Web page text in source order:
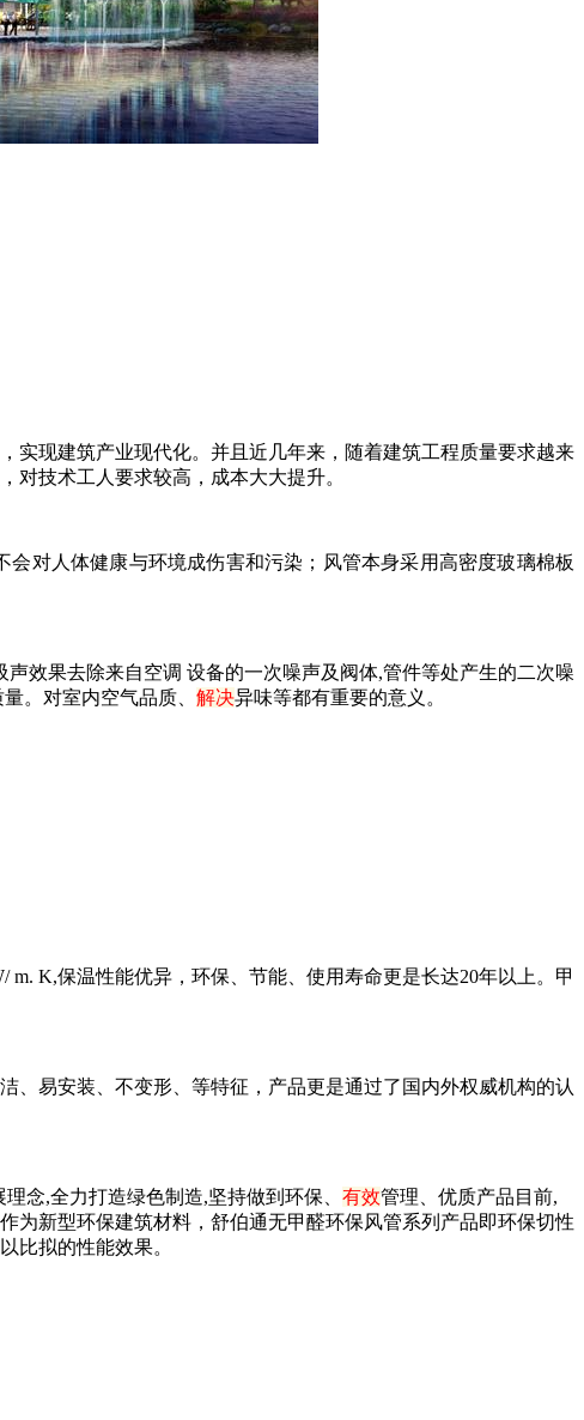
实现建筑产业现代化。并且近几年来，随着建筑工程质量要求越来
对技术工人要求较高，成本大大提升。
对人体健康与环境成伤害和污染；风管本身采用高密度玻璃棉板
效果去除来自空调 设备的一次噪声及阀体,管件等处产生的二次噪
。对室内空气品质、 解决异味等都有重要的意义。
K,保温性能优异，环保、节能、使用寿命更是长达20年以上。甲
、易安装、不变形、等特征，产品更是通过了国内外权威机构的认
念,全力打造绿色制造,坚持做到环保、 有效管理、优质产品目前,
为新型环保建筑材料，舒伯通无甲醛环保风管系列产品即环保切性
比拟的性能效果。